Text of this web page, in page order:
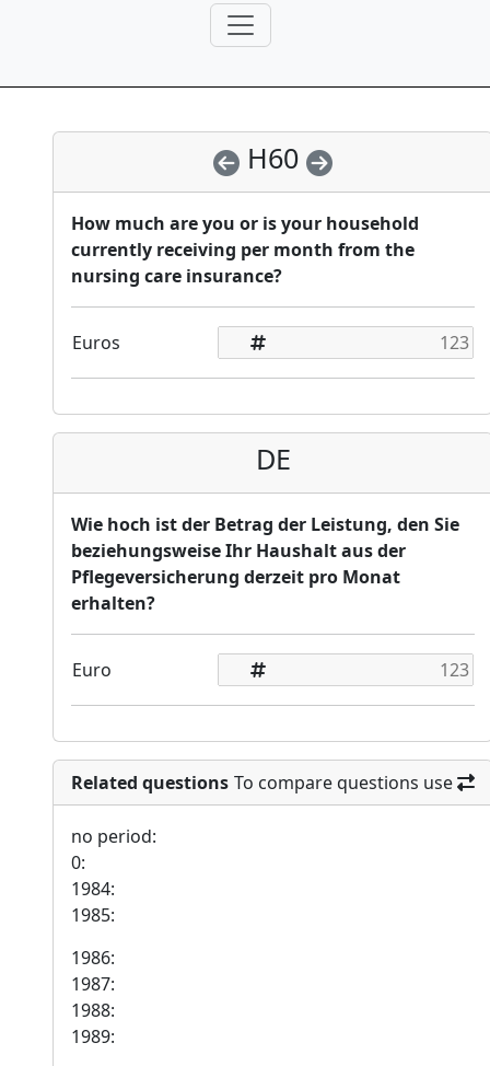
H60
How much are you or is your household
currently receiving per month from the
nursing care insurance?
Euros
DE
Wie hoch ist der Betrag der Leistung, den Sie
beziehungsweise Ihr Haushalt aus der
Pflegeversicherung derzeit pro Monat
erhalten?
Euro
Related questions To compare questions use
no period:
0:
1984:
1985:
1986:
1987:
1988:
1989: